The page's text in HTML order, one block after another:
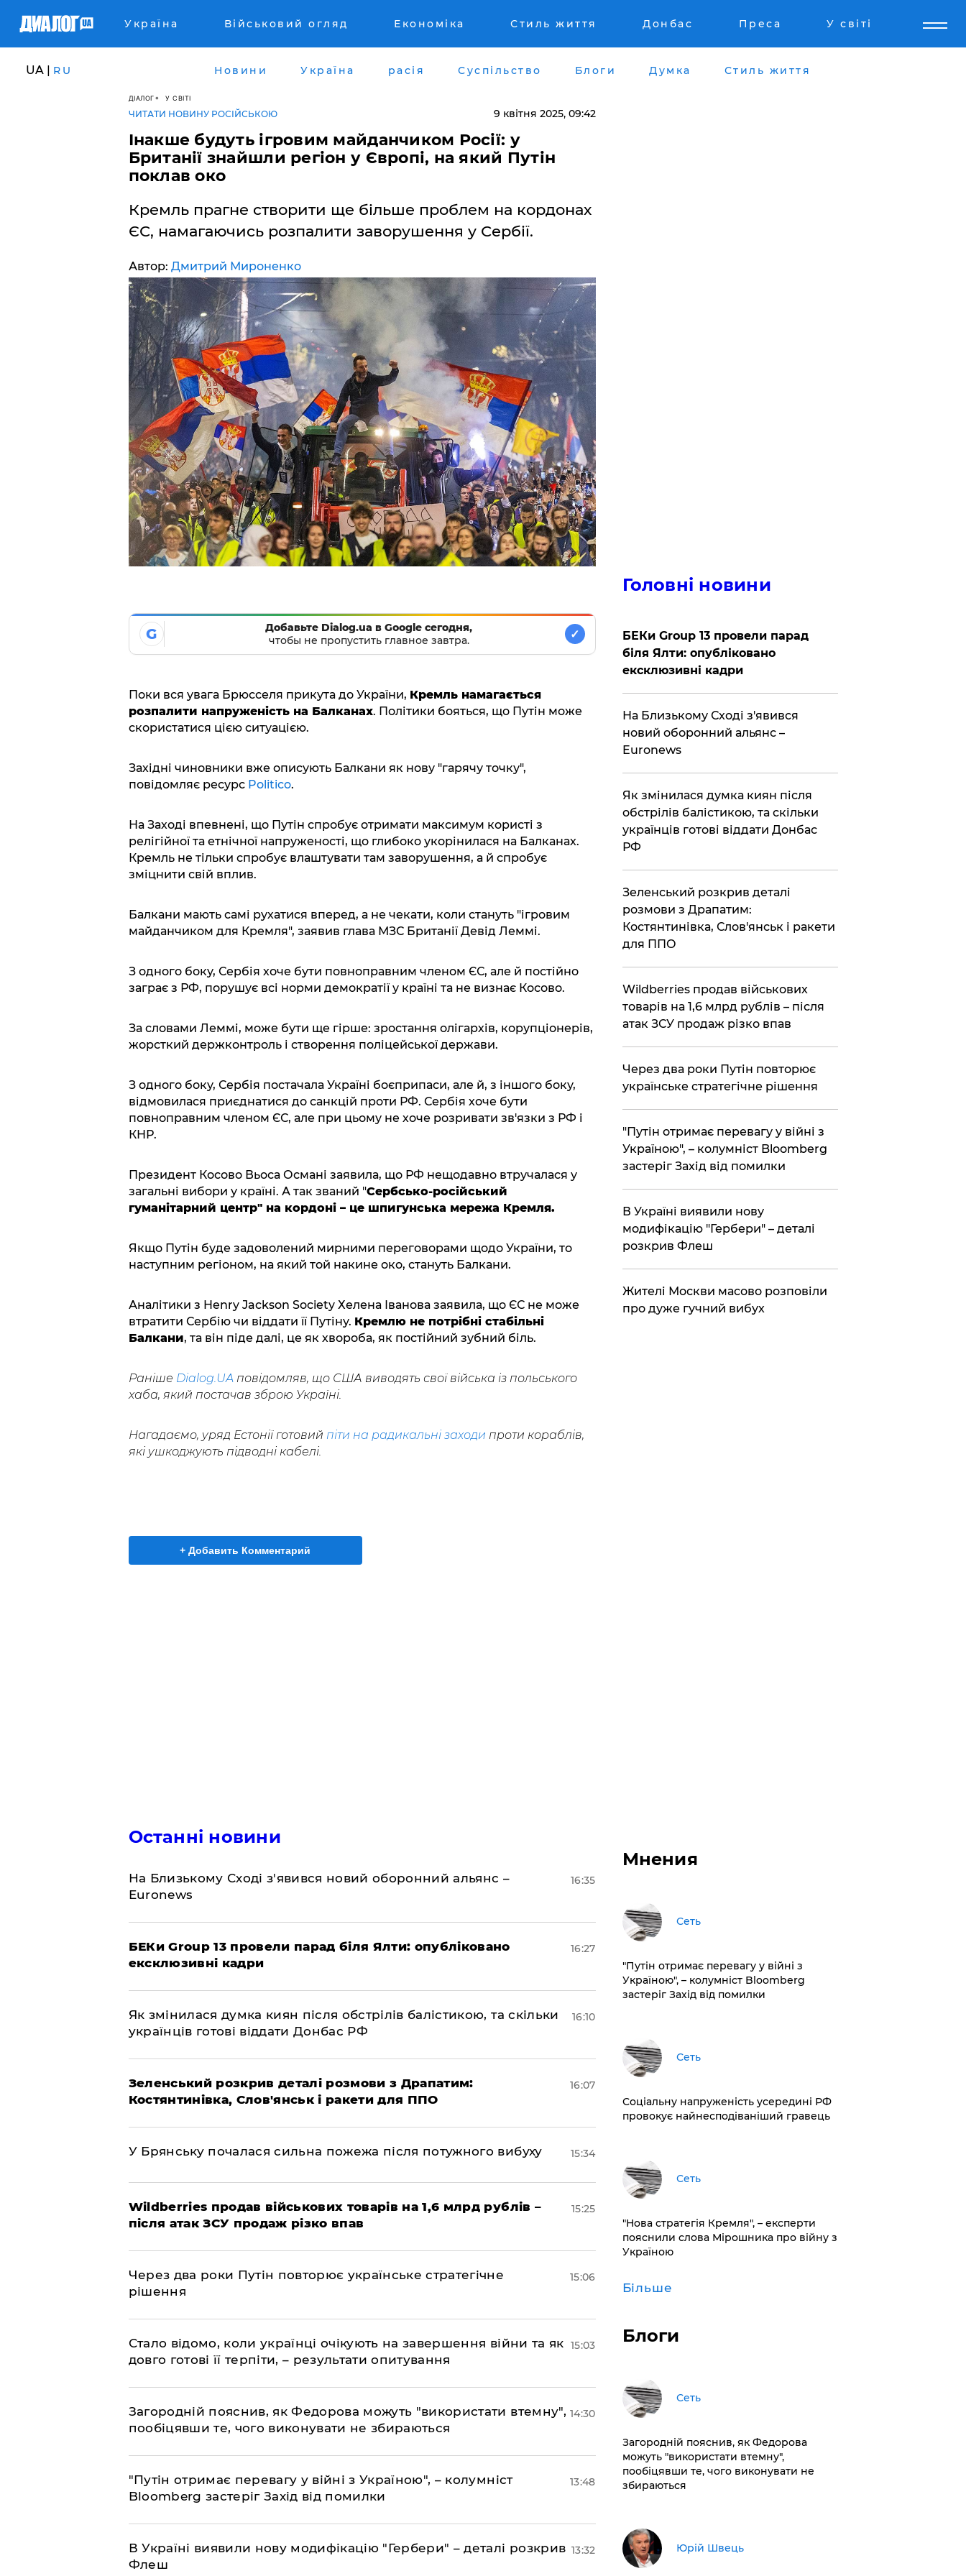
Україна Військовий огляд Економіка Стиль життя Донбас Преса У світі
UA | RU Новини Україна расія Суспільство Блоги Думка Стиль життя
ДІАЛОГ У СВІТІ
ЧИТАТИ НОВИНУ РОСІЙСЬКОЮ 9 квітня 2025, 09:42
Інакше будуть ігровим майданчиком Росії: у
Британії знайшли регіон у Європі, на який Путін
поклав око
Кремль прагне створити ще більше проблем на кордонах
ЄС, намагаючись розпалити заворушення у Сербії.
Автор: Дмитрий Мироненко
G
Добавьте Dialog.ua в Google сегодня,
чтобы не пропустить главное завтра.
✓
Поки вся увага Брюсселя прикута до України, Кремль намагається
розпалити напруженість на Балканах. Політики бояться, що Путін може
скористатися цією ситуацією.
Західні чиновники вже описують Балкани як нову "гарячу точку",
повідомляє ресурс Politico.
На Заході впевнені, що Путін спробує отримати максимум користі з
релігійної та етнічної напруженості, що глибоко укорінилася на Балканах.
Кремль не тільки спробує влаштувати там заворушення, а й спробує
зміцнити свій вплив.
Балкани мають самі рухатися вперед, а не чекати, коли стануть "ігровим
майданчиком для Кремля", заявив глава МЗС Британії Девід Леммі.
З одного боку, Сербія хоче бути повноправним членом ЄС, але й постійно
заграє з РФ, порушує всі норми демократії у країні та не визнає Косово.
За словами Леммі, може бути ще гірше: зростання олігархів, корупціонерів,
жорсткий держконтроль і створення поліцейської держави.
З одного боку, Сербія постачала Україні боєприпаси, але й, з іншого боку,
відмовилася приєднатися до санкцій проти РФ. Сербія хоче бути
повноправним членом ЄС, але при цьому не хоче розривати зв'язки з РФ і
КНР.
Президент Косово Вьоса Османі заявила, що РФ нещодавно втручалася у
загальні вибори у країні. А так званий "Сербсько-російський
гуманітарний центр" на кордоні – це шпигунська мережа Кремля.
Якщо Путін буде задоволений мирними переговорами щодо України, то
наступним регіоном, на який той накине око, стануть Балкани.
Аналітики з Henry Jackson Society Хелена Іванова заявила, що ЄС не може
втратити Сербію чи віддати її Путіну. Кремлю не потрібні стабільні
Балкани, та він піде далі, це як хвороба, як постійний зубний біль.
Раніше Dialog.UAповідомляв, що США виводять свої війська із польського
хаба, який постачав зброю Україні.
Нагадаємо, уряд Естонії готовий піти на радикальні заходи проти кораблів,
які ушкоджують підводні кабелі.
+ Добавить Комментарий
Останні новини
На Близькому Сході з'явився новий оборонний альянс –
Euronews
16:35
БЕКи Group 13 провели парад біля Ялти: опубліковано
ексклюзивні кадри
16:27
Як змінилася думка киян після обстрілів балістикою, та скільки
українців готові віддати Донбас РФ
16:10
Зеленський розкрив деталі розмови з Драпатим:
Костянтинівка, Слов'янськ і ракети для ППО
16:07
У Брянську почалася сильна пожежа після потужного вибуху 15:34
Wildberries продав військових товарів на 1,6 млрд рублів –
після атак ЗСУ продаж різко впав
15:25
Через два роки Путін повторює українське стратегічне
рішення
15:06
Стало відомо, коли українці очікують на завершення війни та як
довго готові її терпіти, – результати опитування
15:03
Загородній пояснив, як Федорова можуть "використати втемну",
пообіцявши те, чого виконувати не збираються
14:30
"Путін отримає перевагу у війні з Україною", – колумніст
Bloomberg застеріг Захід від помилки
13:48
В Україні виявили нову модифікацію "Гербери" – деталі розкрив
Флеш
13:32
Головні новини
БЕКи Group 13 провели парад
біля Ялти: опубліковано
ексклюзивні кадри
На Близькому Сході з'явився
новий оборонний альянс –
Euronews
Як змінилася думка киян після
обстрілів балістикою, та скільки
українців готові віддати Донбас
РФ
Зеленський розкрив деталі
розмови з Драпатим:
Костянтинівка, Слов'янськ і ракети
для ППО
Wildberries продав військових
товарів на 1,6 млрд рублів – після
атак ЗСУ продаж різко впав
Через два роки Путін повторює
українське стратегічне рішення
"Путін отримає перевагу у війні з
Україною", – колумніст Bloomberg
застеріг Захід від помилки
В Україні виявили нову
модифікацію "Гербери" – деталі
розкрив Флеш
Жителі Москви масово розповіли
про дуже гучний вибух
Мнения
Сеть
"Путін отримає перевагу у війні з
Україною", – колумніст Bloomberg
застеріг Захід від помилки
Сеть
Соціальну напруженість усередині РФ
провокує найнесподіваніший гравець
Сеть
"Нова стратегія Кремля", – експерти
пояснили слова Мірошника про війну з
Україною
Більше
Блоги
Сеть
Загородній пояснив, як Федорова
можуть "використати втемну",
пообіцявши те, чого виконувати не
збираються
Юрій Швець